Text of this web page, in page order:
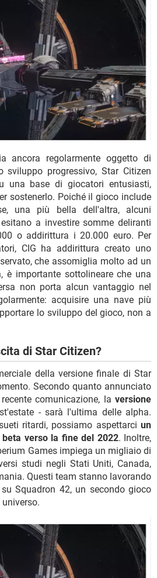
ancora regolarmente oggetto di
sviluppo progressivo, Star Citizen
una base di giocatori entusiasti,
sostenerlo. Poiché il gioco include
una più bella dell'altra, alcuni
a investire somme deliranti
o addirittura i 20.000 euro. Per
CIG ha addirittura creato uno
che assomiglia molto ad un
è importante sottolineare che una
non porta alcun vantaggio nel
acquisire una nave più
lo sviluppo del gioco, non a
di Star Citizen?
della versione finale di Star
Secondo quanto annunciato
comunicazione, la versione
- sarà l'ultima delle alpha.
ritardi, possiamo aspettarci un
verso la fine del 2022. Inoltre,
Games impiega un migliaio di
studi negli Stati Uniti, Canada,
Questi team stanno lavorando
Squadron 42, un secondo gioco